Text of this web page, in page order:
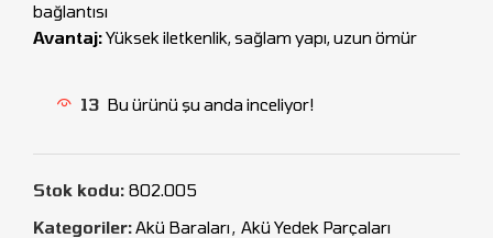
bağlantısı
Avantaj:Yüksek iletkenlik, sağlam yapı, uzun ömür
13 Bu ürünü şu anda inceliyor!
Stok kodu: 802.005
Kategoriler:Akü Baraları, Akü Yedek Parçaları